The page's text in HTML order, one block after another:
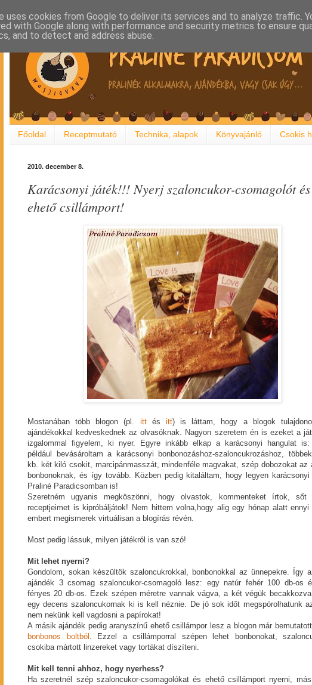
Főoldal Receptmutató Technika, alapok Könyvajánló Csokis
2010. december 8.
Karácsonyi játék!!! Nyerj szaloncukor-csomagolót és
ehető csillámport!
Mostanában több blogon (pl. ittés itt) is láttam, hogy a blogok
ajándékokkal kedveskednek az olvasóknak. Nagyon szeretem én is ezeket a
izgalommal figyelem, ki nyer. Egyre inkább elkap a karácsonyi hangulat is:
például bevásároltam a karácsonyi bonbonozáshoz-szaloncukrozáshoz,
kb. két kiló csokit, marcipánmasszát, mindenféle magvakat, szép dobozokat az
bonbonoknak, és így tovább. Közben pedig kitaláltam, hogy legyen
Praliné Paradicsomban is!
Szeretném ugyanis megköszönni, hogy olvastok, kommenteket írtok,
receptjeimet is kipróbáljátok! Nem hittem volna,hogy alig egy hónap alatt ennyi
embert megismerek virtuálisan a blogírás révén.
Most pedig lássuk, milyen játékról is van szó!
Mit lehet nyerni?
Gondolom, sokan készültök szaloncukrokkal, bonbonokkal az ünnepekre. Így
ajándék 3 csomag szaloncukor-csomagoló lesz: egy natúr fehér 100 db-os
fényes 20 db-os. Ezek szépen méretre vannak vágva, a két végük
egy decens szaloncukornak ki is kell néznie. De jó sok időt megspórolhatunk
nem nekünk kell vagdosni a papírokat!
A másik ajándék pedig aranyszínű ehető csillámpor lesz a blogon már
bonbonos boltból . Ezzel a csillámporral szépen lehet bonbonokat,
csokiba mártott linzereket vagy tortákat díszíteni.
Mit kell tenni ahhoz, hogy nyerhess?
Ha szeretnél szép szaloncukor-csomagolókat és ehető csillámport nyerni,
uses cookies from Google to deliver its services and to analyze traffic.
with Google along with performance and security metrics to ensure
and to detect and address abuse.